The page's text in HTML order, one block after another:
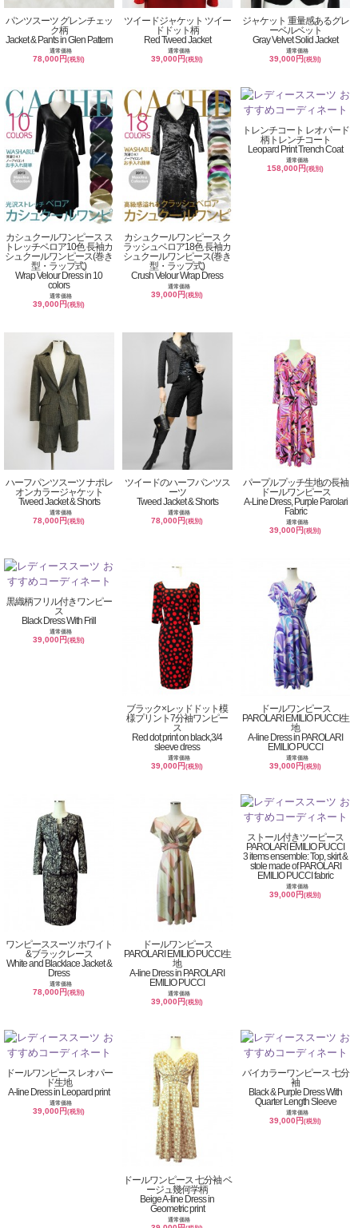
パンツスーツ グレンチェッ
ク柄
Jacket & Pants in Glen Pattern
通常価格
78,000円(税別)
ツイードジャケット ツイー
ドドット柄
Red Tweed Jacket
通常価格
39,000円(税別)
ジャケット 重量感あるグレ
ーベルベット
Gray Velvet Solid Jacket
通常価格
39,000円(税別)
カシュクールワンピース ス
トレッチベロア10色 長袖カ
シュクールワンピース(巻き
型・ラップ式)
Wrap Velour Dress in 10
colors
通常価格
39,000円(税別)
カシュクールワンピース ク
ラッシュベロア18色 長袖カ
シュクールワンピース(巻き
型・ラップ式)
Crush Velour Wrap Dress
通常価格
39,000円(税別)
トレンチコート レオパード
柄トレンチコート
Leopard Print Trench Coat
通常価格
158,000円(税別)
ハーフパンツスーツ ナポレ
オンカラージャケット
Tweed Jacket & Shorts
通常価格
78,000円(税別)
ツイードのハーフパンツス
ーツ
Tweed Jacket & Shorts
通常価格
78,000円(税別)
パープルプッチ生地の長袖
ドールワンピース
A-Line Dress, Purple Parolari
Fabric
通常価格
39,000円(税別)
黒織柄フリル付きワンピー
ス
Black Dress With Frill
通常価格
39,000円(税別)
ブラック×レッドドット模
様プリント7分袖ワンピー
ス
Red dot print on black,3/4
sleeve dress
通常価格
39,000円(税別)
ドールワンピース
PAROLARI EMILIO PUCCI生
地
A-line Dress in PAROLARI
EMILIO PUCCI
通常価格
39,000円(税別)
ワンピーススーツ ホワイト
&ブラックレース
White and Blacklace Jacket &
Dress
通常価格
78,000円(税別)
ドールワンピース
PAROLARI EMILIO PUCCI生
地
A-line Dress in PAROLARI
EMILIO PUCCI
通常価格
39,000円(税別)
ストール付きツーピース
PAROLARI EMILIO PUCCI
3 items ensemble: Top, skirt &
stole made of PAROLARI
EMILIO PUCCI fabric
通常価格
39,000円(税別)
ドールワンピース レオパー
ド生地
A-line Dress in Leopard print
通常価格
39,000円(税別)
ドールワンピース 七分袖 ベ
ージュ幾何学柄
Beige A-line Dress in
Geometric print
通常価格
バイカラーワンピース 七分
袖
Black & Purple Dress With
Quarter Length Sleeve
通常価格
39,000円(税別)